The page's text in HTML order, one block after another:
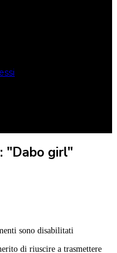
"Dabo girl"
sono disabilitati
di riuscire a trasmettere